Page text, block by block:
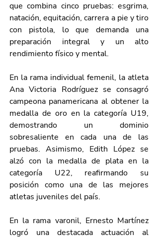
que combina cinco pruebas: esgrima,
natación, equitación, carrera a pie y tiro
con pistola, lo que demanda una
preparación integral y un alto
rendimiento físico y mental.
En la rama individual femenil, la atleta
Ana Victoria Rodríguez se consagró
campeona panamericana al obtener la
medalla de oro en la categoría U19,
demostrando un dominio
sobresaliente en cada una de las
pruebas. Asimismo, Edith López se
alzó con la medalla de plata en la
categoría U22, reafirmando su
posición como una de las mejores
atletas juveniles del país.
En la rama varonil, Ernesto Martínez
logró una destacada actuación al